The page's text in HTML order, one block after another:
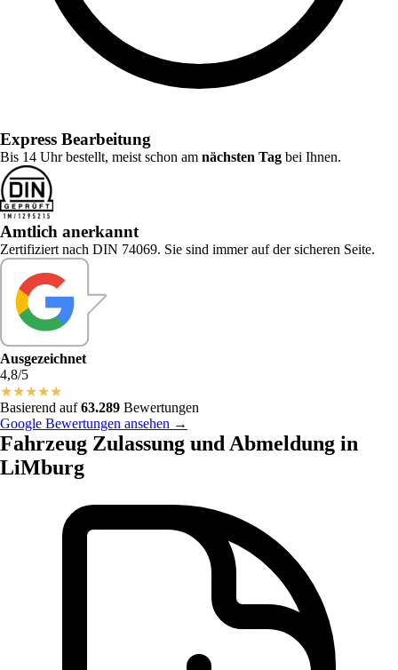
Express Bearbeitung
Bis 14 Uhr bestellt, meist schon am nächsten Tag bei Ihnen.
Amtlich anerkannt
Zertifiziert nach DIN 74069. Sie sind immer auf der sicheren Seite.
Ausgezeichnet
4,8/5
★★★★★
Basierend auf63.289 Bewertungen
Google Bewertungen ansehen →
Fahrzeug Zulassung und Abmeldung in
LiMburg